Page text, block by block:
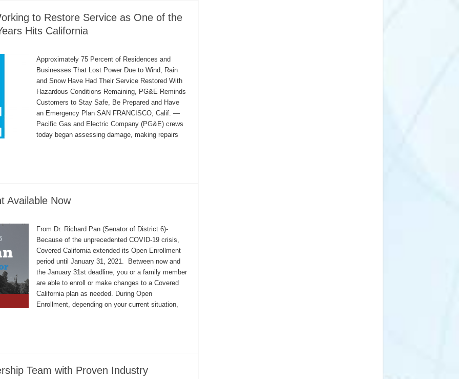
to Restore Service as One of the
Hits California
Approximately 75 Percent of Residences and
Businesses That Lost Power Due to Wind, Rain
and Snow Have Had Their Service Restored With
Hazardous Conditions Remaining, PG&E Reminds
Customers to Stay Safe, Be Prepared and Have
an Emergency Plan SAN FRANCISCO, Calif. —
Pacific Gas and Electric Company (PG&E) crews
today began assessing damage, making repairs
Available Now
From Dr. Richard Pan (Senator of District 6)-
Because of the unprecedented COVID-19 crisis,
Covered California extended its Open Enrollment
period until January 31, 2021. Between now and
the January 31st deadline, you or a family member
are able to enroll or make changes to a Covered
California plan as needed. During Open
Enrollment, depending on your current situation,
Team with Proven Industry